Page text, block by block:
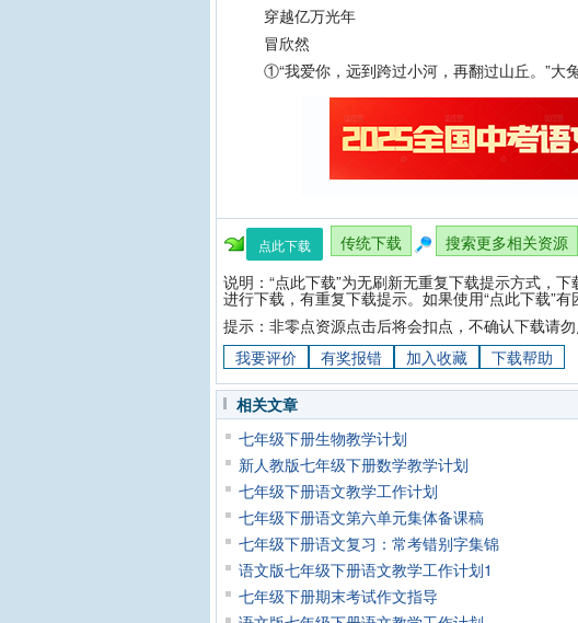
穿越亿万光年
冒欣然
①“我爱你，远到跨过小河，再翻过山丘。”大
点此下载 传统下载
搜索更多相关资源
说明：“点此下载”为无刷新无重复下载提示方式，
进行下载，有重复下载提示。如果使用“点此下载”有
提示：非零点资源点击后将会扣点，不确认下载请勿
我要评价
有奖报错 加入收藏 下载帮助
相关文章
七年级下册生物教学计划
新人教版七年级下册数学教学计划
七年级下册语文教学工作计划
七年级下册语文第六单元集体备课稿
七年级下册语文复习：常考错别字集锦
语文版七年级下册语文教学工作计划1
七年级下册期末考试作文指导